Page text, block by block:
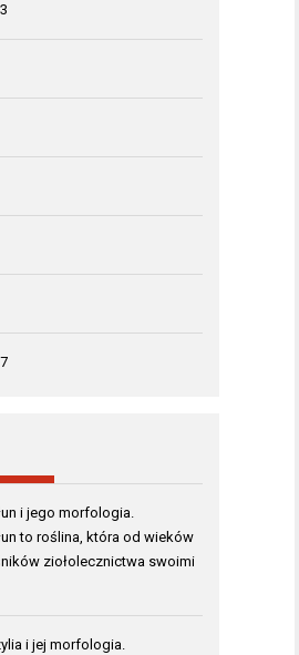
i jego morfologia.
to roślina, która od wieków
ziołolecznictwa swoimi
i jej morfologia.